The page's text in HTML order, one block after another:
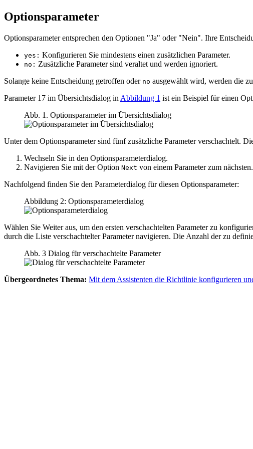
Optionsparameter
Optionsparameter entsprechen den Optionen "Ja" oder "Nein". Ihre
yes: Konfigurieren Sie mindestens einen zusätzlichen Parameter.
no: Zusätzliche Parameter sind veraltet und werden ignoriert.
Solange keine Entscheidung getroffen oder no ausgewählt wird, werden die
Parameter 17 im Übersichtsdialog in Abbildung 1 ist ein Beispiel für einen
Abb. 1. Optionsparameter im Übersichtsdialog
Unter dem Optionsparameter sind fünf zusätzliche Parameter verschachtelt.
Wechseln Sie in den Optionsparameterdialog.
Navigieren Sie mit der Option Next von einem Parameter zum nächsten.
Nachfolgend finden Sie den Parameterdialog für diesen Optionsparameter:
Abbildung 2: Optionsparameterdialog
Wählen Sie Weiteraus, um den ersten verschachtelten Parameter zu
durch die Liste verschachtelter Parameter navigieren. Die Anzahl der zu
Abb. 3 Dialog für verschachtelte Parameter
Übergeordnetes Thema: Mit dem Assistenten die Richtlinie konfigurieren